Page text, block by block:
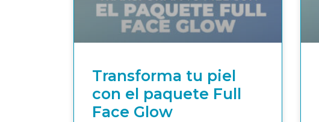
Transforma tu piel
con el paquete Full
Face Glow